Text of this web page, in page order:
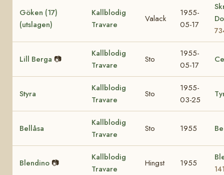
Göken (17)
(utslagen)
Kallblodig
Travare
Valack
1955-
05-17
Lill Berga 📷
Kallblodig
Travare
Sto
1955-
05-17
Styra
Kallblodig
Travare
Sto
1955-
03-25
Bellåsa
Kallblodig
Travare
Sto 1955
Blendino 📷
Kallblodig
Travare
Hingst 1955